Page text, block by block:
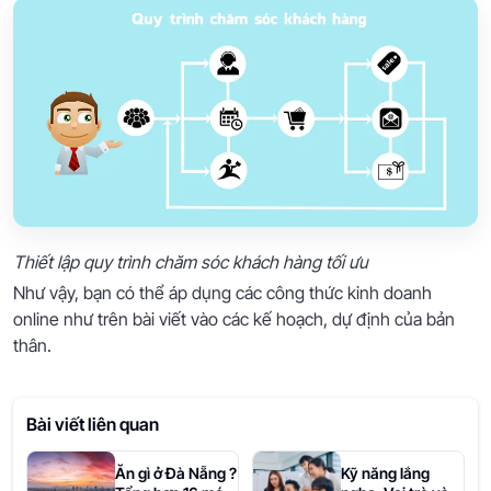
Thiết lập quy trình chăm sóc khách hàng tối ưu
Như vậy, bạn có thể áp dụng các công thức kinh doanh
online như trên bài viết vào các kế hoạch, dự định của bản
thân.
Bài viết liên quan
Ăn gì ở Đà Nẵng ?
Kỹ năng lắng